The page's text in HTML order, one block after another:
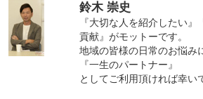
鈴木 崇史
『大切な人を紹介したい
貢献』がモットーです。
地域の皆様の日常のお悩み
『一生のパートナー』
としてご利用頂ければ幸い